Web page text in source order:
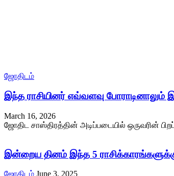
ஜோதிடம்
இந்த ராசியினர் எவ்வளவு போராடினாலும்
March 16, 2026
ஜோதிட சாஸ்திரத்தின் அடிப்படையில் ஒருவரின்
இன்றைய தினம் இந்த 5
ஜோதிடம் June 3, 2025